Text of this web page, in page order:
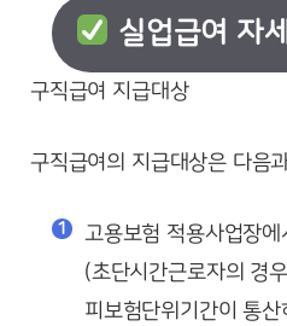
실업급여 자
구직급여 지급대상
구직급여의 지급대상은 다음
고용보험 적용사업장
(초단시간근로자의 경
피보험단위기간이 통